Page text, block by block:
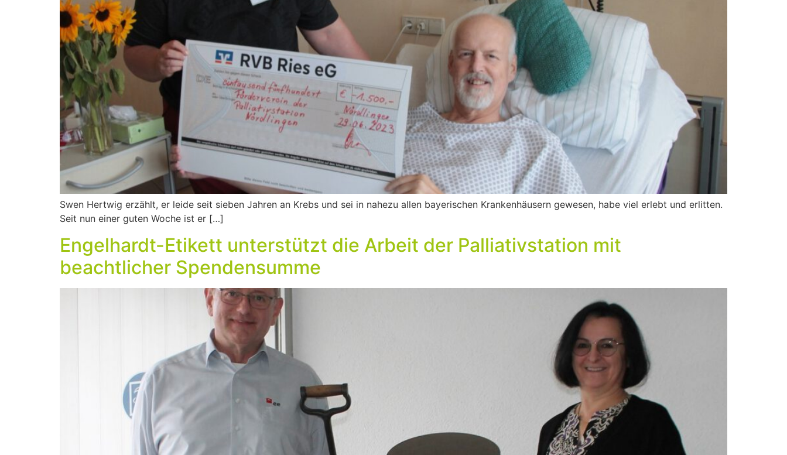
Swen Hertwig erzählt, er leide seit sieben Jahren an Krebs und sei in nahezu allen bayerischen Krankenhäusern gewesen, habe viel erlebt und erlitten.
Seit nun einer guten Woche ist er […]
Engelhardt-Etikett unterstützt die Arbeit der Palliativstation mit
beachtlicher Spendensumme